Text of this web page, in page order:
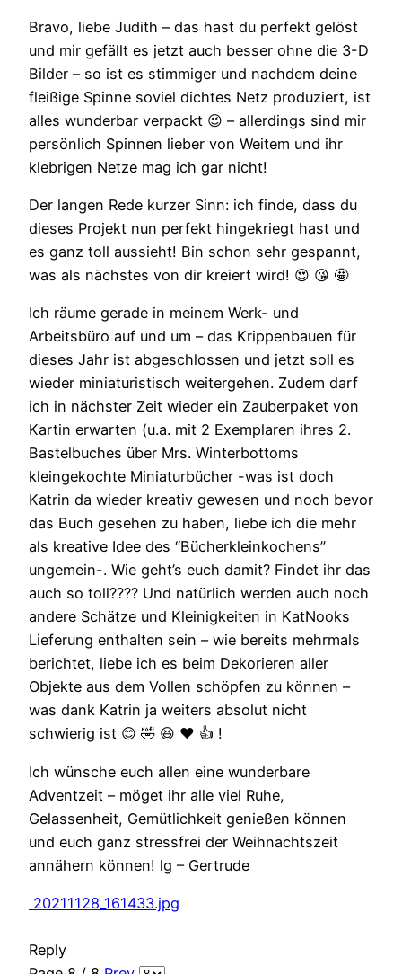
Bravo, liebe Judith – das hast du perfekt gelöst
und mir gefällt es jetzt auch besser ohne die 3-D
Bilder – so ist es stimmiger und nachdem deine
fleißige Spinne soviel dichtes Netz produziert, ist
alles wunderbar verpackt 😉 – allerdings sind mir
persönlich Spinnen lieber von Weitem und ihr
klebrigen Netze mag ich gar nicht!
Der langen Rede kurzer Sinn: ich finde, dass du
dieses Projekt nun perfekt hingekriegt hast und
es ganz toll aussieht! Bin schon sehr gespannt,
was als nächstes von dir kreiert wird! 😍 😘 🤩
Ich räume gerade in meinem Werk- und
Arbeitsbüro auf und um – das Krippenbauen für
dieses Jahr ist abgeschlossen und jetzt soll es
wieder miniaturistisch weitergehen. Zudem darf
ich in nächster Zeit wieder ein Zauberpaket von
Kartin erwarten (u.a. mit 2 Exemplaren ihres 2.
Bastelbuches über Mrs. Winterbottoms
kleingekochte Miniaturbücher -was ist doch
Katrin da wieder kreativ gewesen und noch bevor
das Buch gesehen zu haben, liebe ich die mehr
als kreative Idee des “Bücherkleinkochens”
ungemein-. Wie geht’s euch damit? Findet ihr das
auch so toll???? Und natürlich werden auch noch
andere Schätze und Kleinigkeiten in KatNooks
Lieferung enthalten sein – wie bereits mehrmals
berichtet, liebe ich es beim Dekorieren aller
Objekte aus dem Vollen schöpfen zu können –
was dank Katrin ja weiters absolut nicht
schwierig ist 😊 🤣 😆 ❤️ 👍 !
Ich wünsche euch allen eine wunderbare
Adventzeit – möget ihr alle viel Ruhe,
Gelassenheit, Gemütlichkeit genießen können
und euch ganz stressfrei der Weihnachtszeit
annähern können! lg – Gertrude
20211128_161433.jpg
Reply